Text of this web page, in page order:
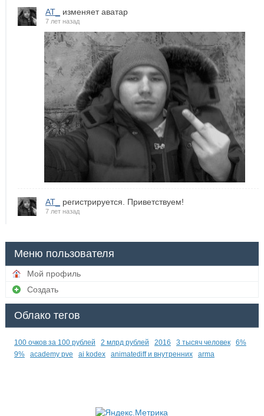
AT_ изменяет аватар
7 лет назад
AT_ регистрируется. Приветствуем!
7 лет назад
Меню пользователя
Мой профиль
Создать
Облако тегов
100 очков за 100 рублей 2 млрд рублей 2016 3 тысяч человек
6%
9%
academy pve ai kodex animatediff и внутренних arma